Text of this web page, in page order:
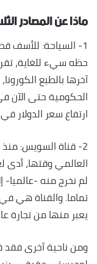
ماذا عن المصادر
1- السياحة: للأسف
حظه سيء للغاية،
آخرها بالطبع
الحكومية حتى الآن
ارتفاع سعر الدولار
العالمي وقتها، أدى
لم نخرج منه -عالميا-
تماما. والقناة هي
يعبر منها من تجارة
ومن ناحية آخرى